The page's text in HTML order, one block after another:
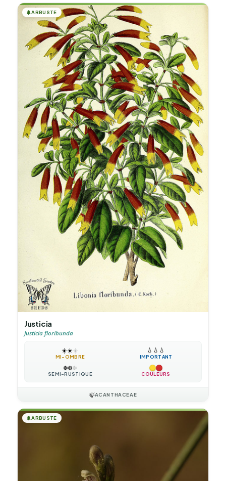
🌲ARBUSTE
Justicia
Justicia floribunda
☀️☀️☀️
MI-OMBRE
💧 💧 💧
IMPORTANT
❄️❄️❄️
SEMI-RUSTIQUE COULEURS
🍃ACANTHACEAE
🌲ARBUSTE